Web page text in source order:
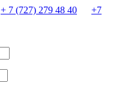
+ 7 (727) 279 48 40
+7